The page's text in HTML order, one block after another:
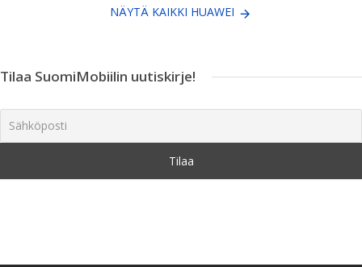
NÄYTÄ KAIKKI HUAWEI
Tilaa SuomiMobiilin uutiskirje!